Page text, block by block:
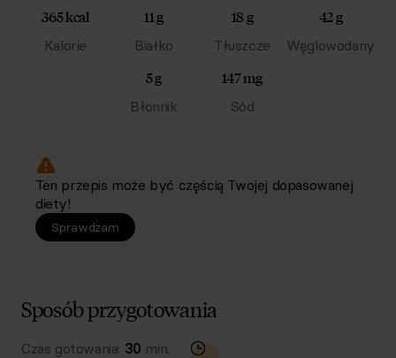
365 kcal
Kalorie
11 g
Białko
18 g
Tłuszcze
42 g
Węglowodany
5 g
Błonnik
147 mg
Sód
Ten przepis może być częścią Twojej dopasowanej
diety!
Sprawdzam
Sposób przygotowania
Czas gotowania: 30 min.